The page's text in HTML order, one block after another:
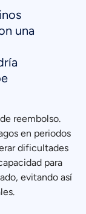
una
reembolso.
en periodos
dificultades
para
evitando así